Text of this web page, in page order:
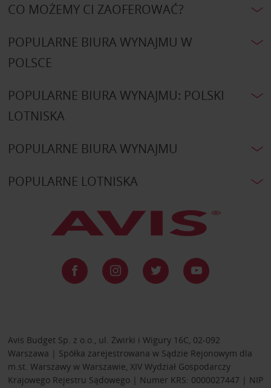
CO MOŻEMY CI ZAOFEROWAĆ?
POPULARNE BIURA WYNAJMU W
POLSCE
POPULARNE BIURA WYNAJMU: POLSKI
LOTNISKA
POPULARNE BIURA WYNAJMU
POPULARNE LOTNISKA
Avis Budget Sp. z o.o., ul. Żwirki i Wigury 16C, 02-092
Warszawa | Spółka zarejestrowana w Sądzie Rejonowym dla
m.st. Warszawy w Warszawie, XIV Wydział Gospodarczy
Krajowego Rejestru Sądowego | Numer KRS: 0000027447 | NIP